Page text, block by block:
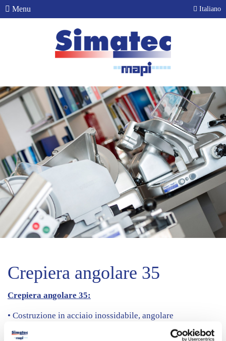
Menu Italiano
Crepiera angolare 35
Crepiera angolare 35:
• Costruzione in acciaio inossidabile, angolare
• Piastra in ghisa Ø350 mm, superficie finemente lavorata